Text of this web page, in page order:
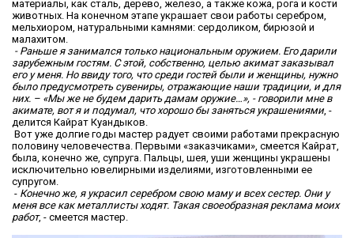
материалы, как сталь, дерево, железо, а также кожа, рога и кости
животных. На конечном этапе украшает свои работы серебром,
мельхиором, натуральными камнями: сердоликом, бирюзой и
малахитом.
- Раньше я занимался только национальным оружием. Его дарили
зарубежным гостям. С этой, собственно, целью акимат заказывал
его у меня. Но ввиду того, что среди гостей были и женщины, нужно
было предусмотреть сувениры, отражающие наши традиции, и для
них. – «Мы же не будем дарить дамам оружие…», - говорили мне в
акимате, вот я и подумал, что хорошо бы заняться украшениями, -
делится Кайрат Куандыков.
Вот уже долгие годы мастер радует своими работами прекрасную
половину человечества. Первыми «заказчиками», смеется Кайрат,
была, конечно же, супруга. Пальцы, шея, уши женщины украшены
исключительно ювелирными изделиями, изготовленными ее
супругом.
- Конечно же, я украсил серебром свою маму и всех сестер. Они у
меня все как металлисты ходят. Такая своеобразная реклама моих
работ, - смеется мастер.